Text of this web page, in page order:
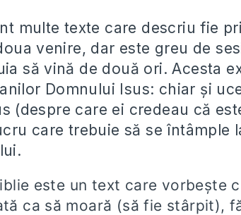
multe texte care descriu fie
venire, dar este greu de
să vină de două ori. Acesta
Domnului Isus: chiar și
(despre care ei credeau că
care trebuie să se întâmple
este un text care vorbește
ca să moară (să fie stârpit),